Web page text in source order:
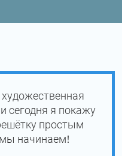
сегодня я покажу
простым
начинаем!